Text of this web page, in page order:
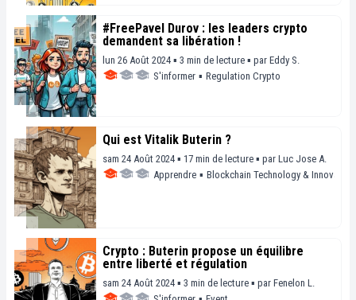
#FreePavel Durov : les leaders crypto
demandent sa libération !
lun 26 Août 2024 ▪ 3 min de lecture ▪ par Eddy S.
S'informer ▪ Regulation Crypto
Qui est Vitalik Buterin ?
sam 24 Août 2024 ▪ 17 min de lecture ▪ par Luc Jose A.
Apprendre ▪ Blockchain Technology & Innovation
Crypto : Buterin propose un équilibre
entre liberté et régulation
sam 24 Août 2024 ▪ 3 min de lecture ▪ par Fenelon L.